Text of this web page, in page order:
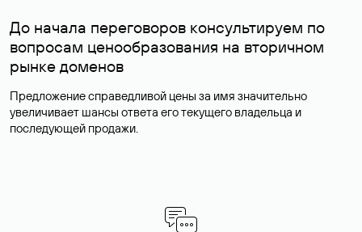
До начала переговоров консультируем по
вопросам ценообразования на вторичном
рынке доменов
Предложение справедливой цены за имя значительно
увеличивает шансы ответа его текущего владельца и
последующей продажи.